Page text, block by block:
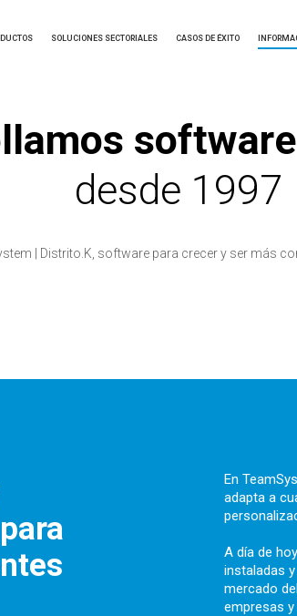
SOLUCIONES SECTORIALES CASOS DE ÉXITO
desde 1997
| Distrito.K, software para crecer y ser más
para
En
adapta a
A día de
instaladas
mercado
empresas